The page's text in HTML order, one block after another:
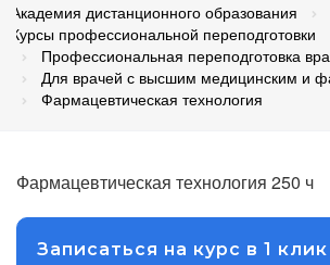
Академия дистанционного образования
Курсы профессиональной переподготовки
Профессиональная переподготовка
Для врачей с высшим медицинским и
Фармацевтическая технология
Фармацевтическая технология 250 ч
Записаться на курс в 1 клик